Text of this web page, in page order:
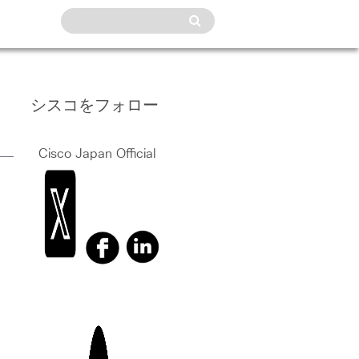
シスコをフォロー
Cisco Japan Official